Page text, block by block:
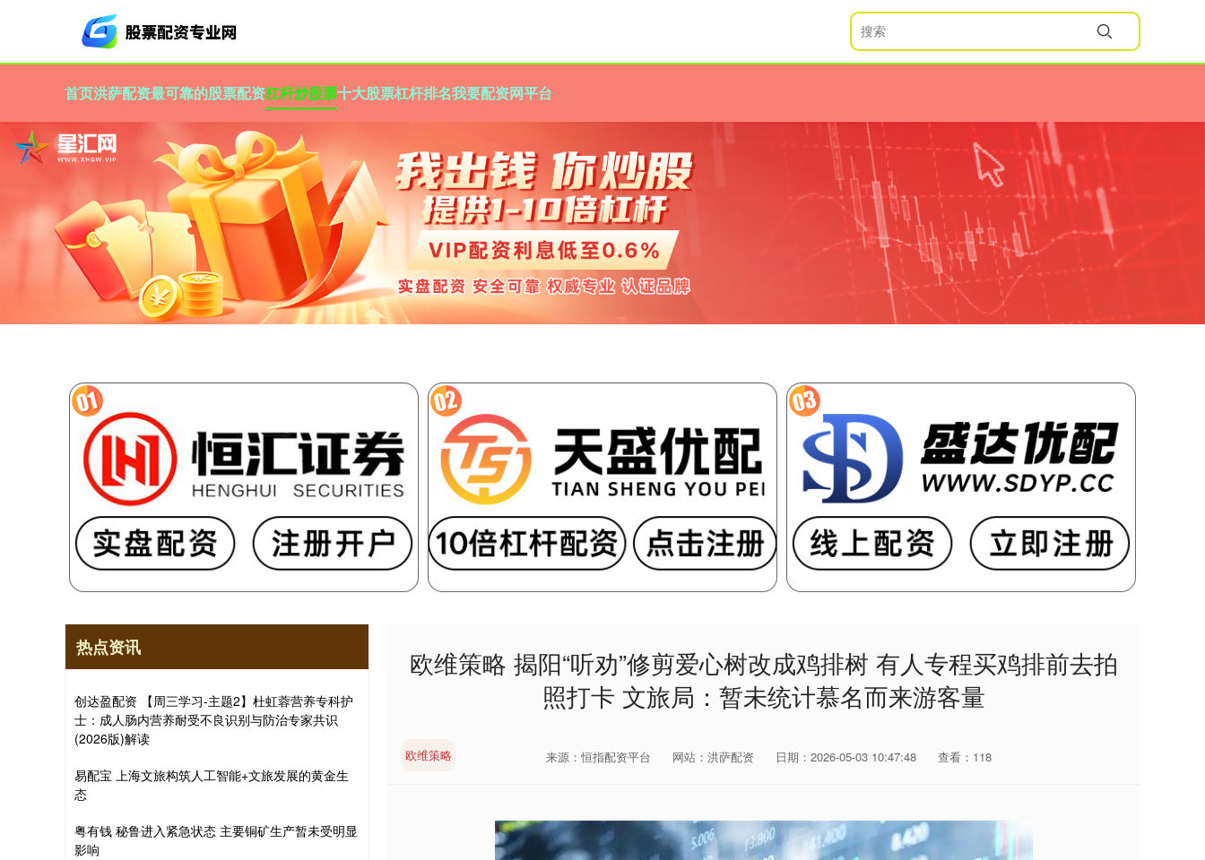
首页洪萨配资最可靠的股票配资杠杆炒股票十大股票杠杆排名我要配资网平台
欧维策略 揭阳“听劝”修剪爱心树改成鸡排树 有人专程买鸡排前去拍
照打卡 文旅局：暂未统计慕名而来游客量
欧维策略 来源：恒指配资平台 网站：洪萨配资 日期：2026-05-03 10:47:48 查看：118
热点资讯
创达盈配资 【周三学习-主题2】杜虹蓉营养专科护
士：成人肠内营养耐受不良识别与防治专家共识
(2026版)解读
易配宝 上海文旅构筑人工智能+文旅发展的黄金生
态
粤有钱 秘鲁进入紧急状态 主要铜矿生产暂未受明显
影响